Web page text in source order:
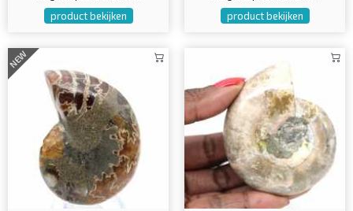
product bekijken product bekijken
NEW